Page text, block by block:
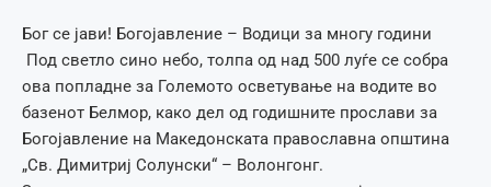
Бог се јави! Богојавление – Водици за многу години
Под светло сино небо, толпа од над 500 луѓе се собра
ова попладне за Големото осветување на водите во
базенот Белмор, како дел од годишните прослави за
Богојавление на Македонската православна општина
„Св. Димитриј Солунски“ – Волонгонг.